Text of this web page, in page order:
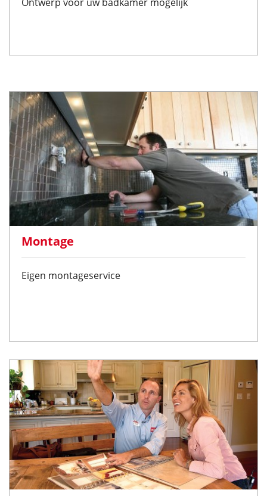
Ontwerp voor uw badkamer mogelijk
Montage
Eigen montageservice